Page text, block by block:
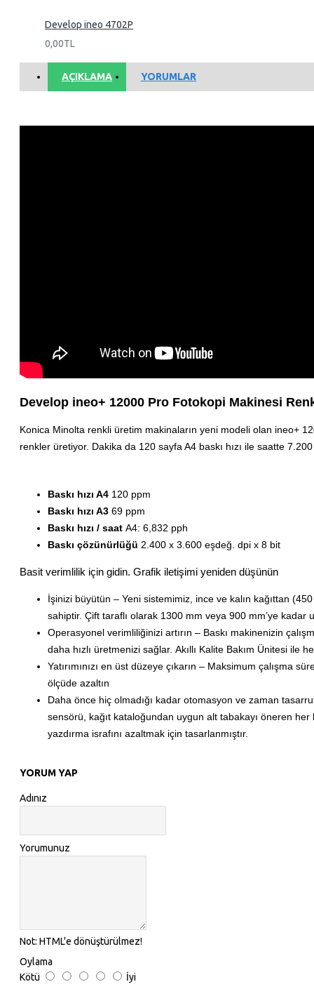
Develop ineo 4702P
0,00TL
AÇIKLAMA YORUMLAR
Develop ineo+ 12000 Pro Fotokopi Makinesi
Konica Minolta renkli üretim makinaların yeni modeli olan ineo+
renkler üretiyor. Dakika da 120 sayfa A4 baskı hızı ile saatte
Baskı hızı A4 120 ppm
Baskı hızı A3 69 ppm
Baskı hızı / saat A4: 6,832 pph
Baskı çözünürlüğü 2.400 x 3.600 eşdeğ. dpi x 8 bit
Basit verimlilik için gidin. Grafik iletişimi yeniden düşünün
İşinizi büyütün – Yeni sistemimiz, ince ve kalın kağıttan
sahiptir. Çift taraflı olarak 1300 mm veya 900 mm’ye kadar
Operasyonel verimliliğinizi artırın – Baskı makinenizin
daha hızlı üretmenizi sağlar. Akıllı Kalite Bakım Ünitesi ile
Yatırımınızı en üst düzeye çıkarın – Maksimum
ölçüde azaltın
Daha önce hiç olmadığı kadar otomasyon ve zaman
sensörü, kağıt kataloğundan uygun alt tabakayı öneren her
yazdırma israfını azaltmak için tasarlanmıştır.
YORUM YAP
Adınız
Yorumunuz
Not: HTML'e dönüştürülmez!
Oylama
Kötü
İyi